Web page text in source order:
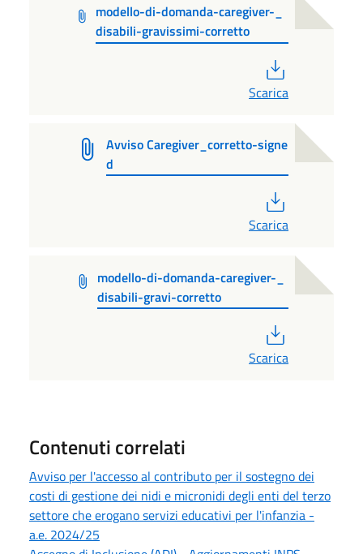
modello-di-domanda-caregiver-_
disabili-gravissimi-corretto
Scarica
Avviso Caregiver_corretto-signe
d
Scarica
modello-di-domanda-caregiver-_
disabili-gravi-corretto
Scarica
Contenuti correlati
Avviso per l'accesso al contributo per il sostegno dei
costi di gestione dei nidi e micronidi degli enti del terzo
settore che erogano servizi educativi per l'infanzia -
a.e. 2024/25